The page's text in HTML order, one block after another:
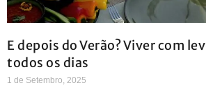
E depois do Verão? Viver com
todos os dias
1 de Setembro, 2025